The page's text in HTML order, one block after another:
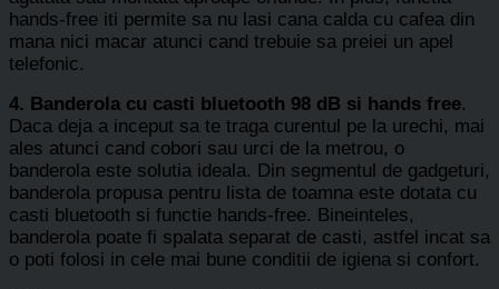
hands-free iti permite sa nu lasi cana calda cu cafea din
mana nici macar atunci cand trebuie sa preiei un apel
telefonic.
4. Banderola cu casti bluetooth 98 dB si hands free.
Daca deja a inceput sa te traga curentul pe la urechi, mai
ales atunci cand cobori sau urci de la metrou, o
banderola este solutia ideala. Din segmentul de gadgeturi,
banderola propusa pentru lista de toamna este dotata cu
casti bluetooth si functie hands-free. Bineinteles,
banderola poate fi spalata separat de casti, astfel incat sa
o poti folosi in cele mai bune conditii de igiena si confort.